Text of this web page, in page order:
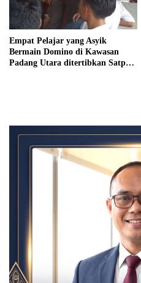
Empat Pelajar yang Asyik
Bermain Domino di Kawasan
Padang Utara ditertibkan Satpol